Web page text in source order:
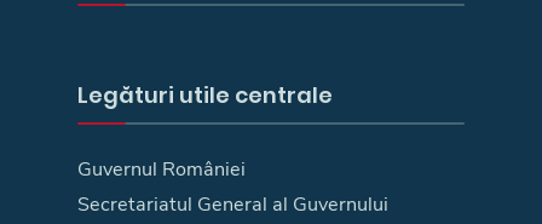
Legături utile centrale
Guvernul României
Secretariatul General al Guvernului